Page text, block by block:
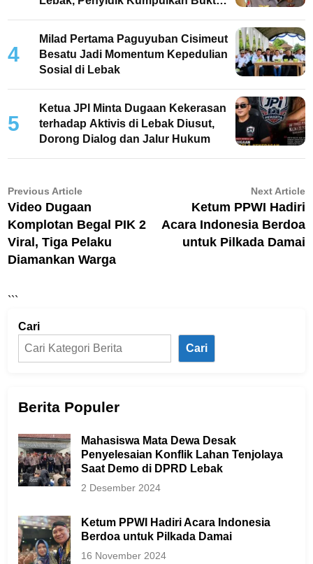
4
Milad Pertama Paguyuban Cisimeut
Besatu Jadi Momentum Kepedulian
Sosial di Lebak
5
Ketua JPI Minta Dugaan Kekerasan
terhadap Aktivis di Lebak Diusut,
Dorong Dialog dan Jalur Hukum
Navigasi
pos
Previous ArticlePrevious
article:
Video Dugaan
Komplotan Begal PIK 2
Viral, Tiga Pelaku
Diamankan Warga
Next Article
Ketum PPWI Hadiri
Acara Indonesia Berdoa
untuk Pilkada Damai
```
Cari
Cari
Berita Populer
Mahasiswa Mata Dewa Desak
Penyelesaian Konflik Lahan Tenjolaya
Saat Demo di DPRD Lebak
2 Desember 2024
Ketum PPWI Hadiri Acara Indonesia
Berdoa untuk Pilkada Damai
16 November 2024